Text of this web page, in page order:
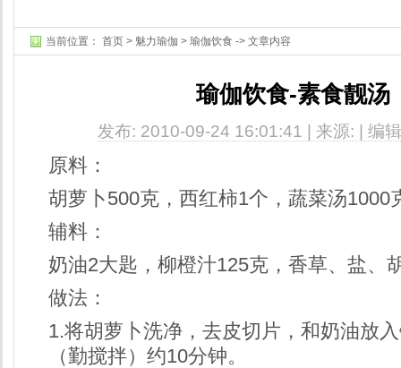
当前位置： 首页 > 魅力瑜伽 > 瑜伽饮食 -> 文章内容
瑜伽饮食-素食靓汤
发布: 2010-09-24 16:01:41 | 来源: | 编
原料：
胡萝卜500克，西红柿1个，蔬菜汤1000
辅料：
奶油2大匙，柳橙汁125克，香草、盐、
做法：
1.将胡萝卜洗净，去皮切片，和奶油放
（勤搅拌）约10分钟。